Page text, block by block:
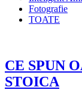
Fotografie
TOATE
CE SPUN
STOICA